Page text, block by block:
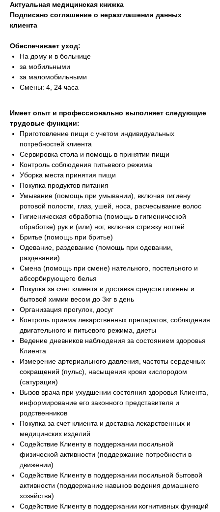
Актуальная медицинская книжка
Подписано соглашение о неразглашении данных
клиента
Обеспечивает уход:
На дому и в больнице
за мобильными
за маломобильными
Смены: 4, 24 часа
Имеет опыт и профессионально выполняет следующие
трудовые функции:
Приготовление пищи с учетом индивидуальных
потребностей клиента
Сервировка стола и помощь в принятии пищи
Контроль соблюдения питьевого режима
Уборка места принятия пищи
Покупка продуктов питания
Умывание (помощь при умывании), включая гигиену
ротовой полости, глаз, ушей, носа, расчесывание волос
Гигиеническая обработка (помощь в гигиенической
обработке) рук и (или) ног, включая стрижку ногтей
Бритье (помощь при бритье)
Одевание, раздевание (помощь при одевании,
раздевании)
Смена (помощь при смене) нательного, постельного и
абсорбирующего белья
Покупка за счет клиента и доставка средств гигиены и
бытовой химии весом до 3кг в день
Организация прогулок, досуг
Контроль приема лекарственных препаратов, соблюдения
двигательного и питьевого режима, диеты
Ведение дневников наблюдения за состоянием здоровья
Клиента
Измерение артериального давления, частоты сердечных
сокращений (пульс), насыщения крови кислородом
(сатурация)
Вызов врача при ухудшении состояния здоровья Клиента,
информирование его законного представителя и
родственников
Покупка за счет клиента и доставка лекарственных и
медицинских изделий
Содействие Клиенту в поддержании посильной
физической активности (поддержание потребности в
движении)
Содействие Клиенту в поддержании посильной бытовой
активности (поддержание навыков ведения домашнего
хозяйства)
Содействие Клиенту в поддержании когнитивных функций